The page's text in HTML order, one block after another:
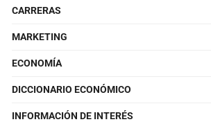
CARRERAS
MARKETING
ECONOMÍA
DICCIONARIO ECONÓMICO
INFORMACIÓN DE INTERÉS